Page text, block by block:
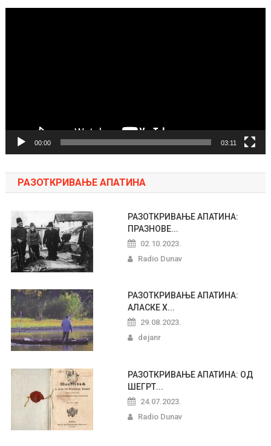
00:00 03:11
РАЗОТКРИВАЊЕ АПАТИНА
РАЗОТКРИВАЊЕ АПАТИНА:
ПРАЗНОВЕ...
02.10.2023.
Radio Dunav
РАЗОТКРИВАЊЕ АПАТИНА:
АЛАСКЕ Х...
29.08.2023.
dejanr
РАЗОТКРИВАЊЕ АПАТИНА: ОД
ШЕГРТ...
24.07.2023.
Radio Dunav